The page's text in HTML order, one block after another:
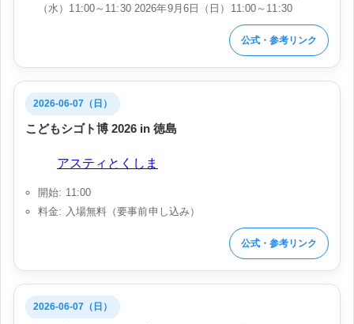
（水）11:00～11:30 2026年9月6日（日）11:00～11:30
公式・参考リンク
2026-06-07（日）
こどもシゴト博 2026 in 徳島
アスティとくしま
開始: 11:00
料金: 入場無料（要事前申し込み）
公式・参考リンク
2026-06-07（日）